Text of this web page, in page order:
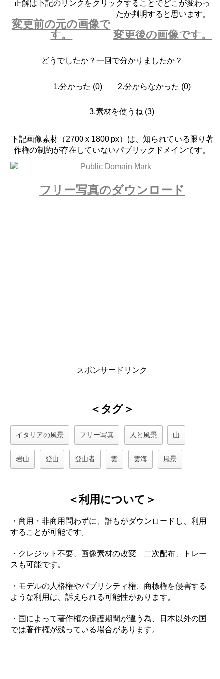
正解は下記のリンクをクリックすることでどこが変わっ
たか判明すると思います。
変更前の元の画像で
す。
変更後の画像です。
どうでしたか？一回で分かりましたか？
1.分かった (0) 2.分からなかった (0)
3.素材を使うね (3)
下記画像素材（2700 x 1800 px）は、知られている限り著
作権の制約が存在していないパブリックドメインです。
フリー写真のダウンロード
スポンサードリンク
＜タグ＞
イタリアの風景 フリー写真 人と風景 山
岩山 登山 登山者 雲 雲海 風景
＜利用について＞
・商用・非商用問わずに、誰もがダウンロードし、利用
することが可能です。
・クレジット不要、画像素材の改変、二次配布、トレー
スも可能です。
・モデルの人格権やパブリシティ権、商標権を侵害する
ような利用は、訴えられる可能性があります。
・国によって著作権の保護期間が違う為、日本以外の国
では著作権が残っている場合があります。